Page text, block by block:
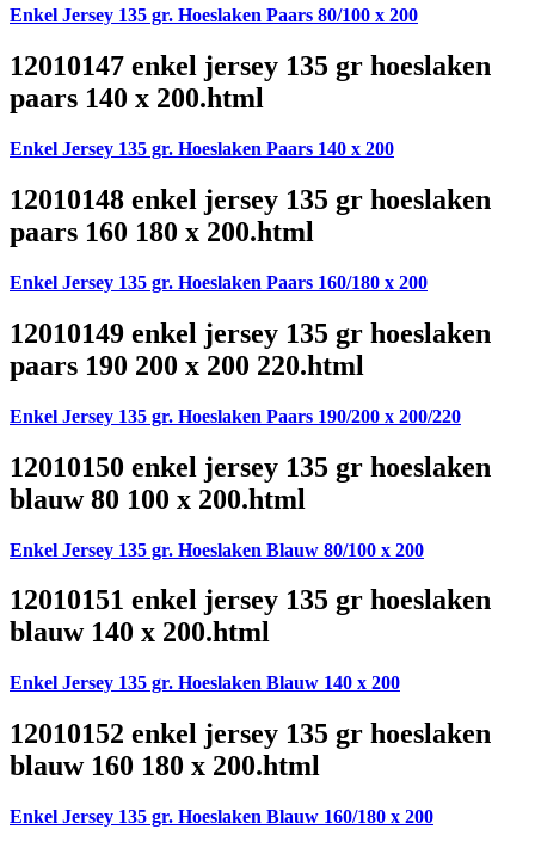
Enkel Jersey 135 gr. Hoeslaken Paars 80/100 x 200
12010147 enkel jersey 135 gr hoeslaken
paars 140 x 200.html
Enkel Jersey 135 gr. Hoeslaken Paars 140 x 200
12010148 enkel jersey 135 gr hoeslaken
paars 160 180 x 200.html
Enkel Jersey 135 gr. Hoeslaken Paars 160/180 x 200
12010149 enkel jersey 135 gr hoeslaken
paars 190 200 x 200 220.html
Enkel Jersey 135 gr. Hoeslaken Paars 190/200 x 200/220
12010150 enkel jersey 135 gr hoeslaken
blauw 80 100 x 200.html
Enkel Jersey 135 gr. Hoeslaken Blauw 80/100 x 200
12010151 enkel jersey 135 gr hoeslaken
blauw 140 x 200.html
Enkel Jersey 135 gr. Hoeslaken Blauw 140 x 200
12010152 enkel jersey 135 gr hoeslaken
blauw 160 180 x 200.html
Enkel Jersey 135 gr. Hoeslaken Blauw 160/180 x 200